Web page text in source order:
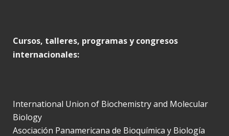
Cursos, talleres, programas y congresos
internacionales:
International Union of Biochemistry and Molecular
Biology
Asociación Panamericana de Bioquímica y Biología